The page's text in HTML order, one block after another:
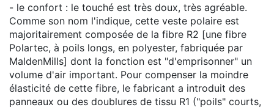
- le confort : le touché est très doux, très agréable.
Comme son nom l'indique, cette veste polaire est
majoritairement composée de la fibre R2 [une fibre
Polartec, à poils longs, en polyester, fabriquée par
MaldenMills] dont la fonction est "d'emprisonner" un
volume d'air important. Pour compenser la moindre
élasticité de cette fibre, le fabricant a introduit des
panneaux ou des doublures de tissu R1 ("poils" courts,